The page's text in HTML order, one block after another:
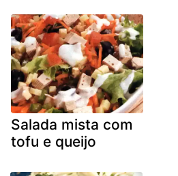
Salada mista com
tofu e queijo